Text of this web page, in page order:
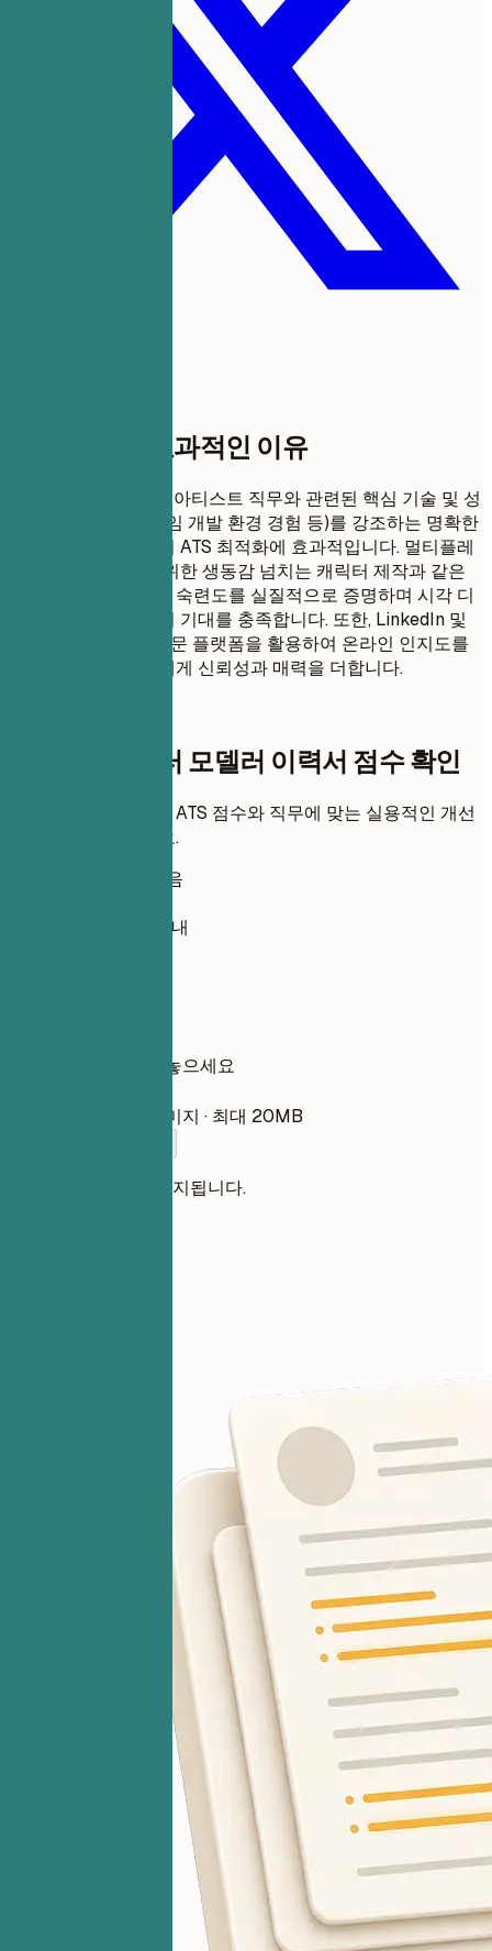
이 템플릿이 효과적인 이유
이 이력서 형식은 3D 아티스트 직무와 관련된 핵심 기술 및 성
과(캐릭터 모델링, 게임 개발 환경 경험 등)를 강조하는 명확한
전문 요약을 포함하여 ATS 최적화에 효과적입니다. 멀티플레
이어 온라인 게임을 위한 생동감 넘치는 캐릭터 제작과 같은
구체적인 프로젝트는 숙련도를 실질적으로 증명하며 시각 디
자이너에 대한 업계의 기대를 충족합니다. 또한, LinkedIn 및
ArtStation과 같은 전문 플랫폼을 활용하여 온라인 인지도를
높여 잠재적 고용주에게 신뢰성과 매력을 더합니다.
신입 3D 캐릭터 모델러 이력서 점수 확인
이력서를 업로드하고 ATS 점수와 직무에 맞는 실용적인 개선
점을 즉시 확인하세요.
가입 필요 없음
보통 30초 이내
여기에 이력서를 놓으세요
PDF, DOCX, TXT, 이미지 · 최대 20MB
파일은 비공개로 유지됩니다.